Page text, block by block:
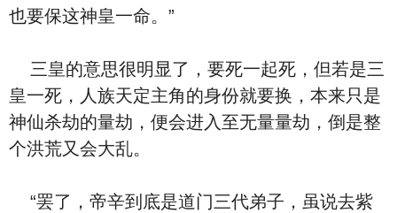
也要保这神皇一命。”
三皇的意思很明显了，要死一起死，但若是三
皇一死，人族天定主角的身份就要换，本来只是
神仙杀劫的量劫，便会进入至无量量劫，倒是整
个洪荒又会大乱。
“罢了，帝辛到底是道门三代弟子，虽说去紫